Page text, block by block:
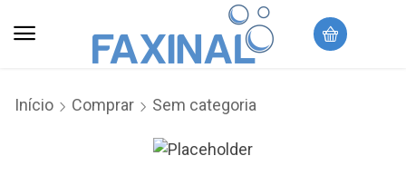
Início Comprar Sem categoria